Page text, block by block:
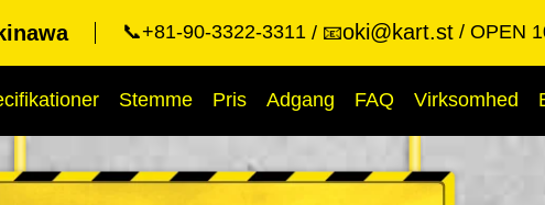
📞+81-90-3322-3311 📧oki@kart.st OPEN
Stemme Pris Adgang FAQ Virksomhed